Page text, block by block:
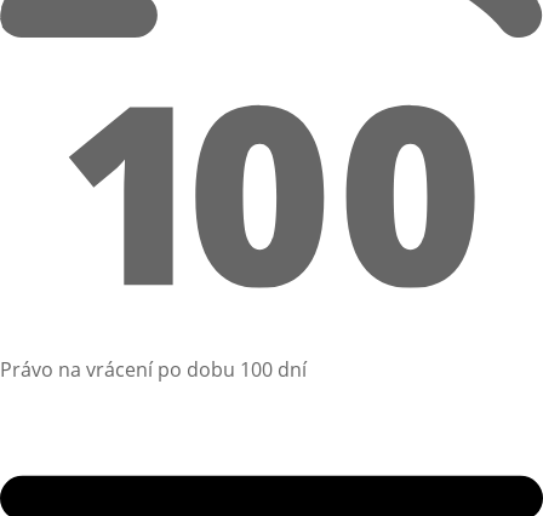
Právo na vrácení po dobu 100 dní